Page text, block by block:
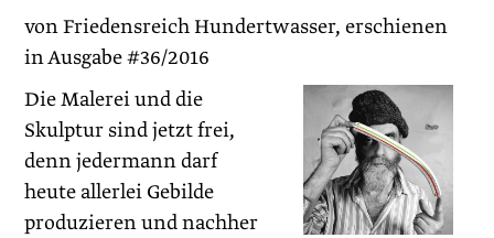
von Friedensreich Hundertwasser, erschienen
in Ausgabe #36/2016
Die Malerei und die
Skulptur sind jetzt frei,
denn jedermann darf
heute allerlei Gebilde
produzieren und nachher